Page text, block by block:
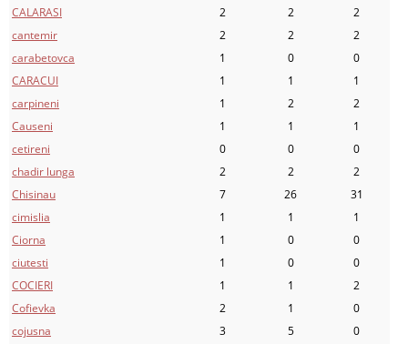
CALARASI
2 2
2
cantemir
2 2
2
carabetovca
1 0
0
CARACUI
1 1
1
carpineni
1 2
2
Causeni
1 1
1
cetireni
0 0
0
chadir lunga
2 2
2
Chisinau
7 26
31
cimislia
1 1
1
Ciorna
1 0
0
ciutesti
1 0
0
COCIERI
1 1
2
Cofievka
2 1
0
cojusna
3 5
0